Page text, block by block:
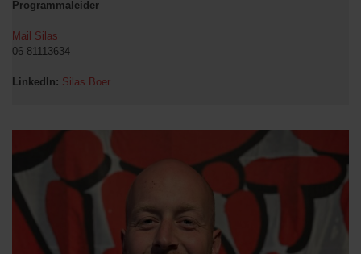
Programmaleider
Mail Silas
06-81113634
LinkedIn: Silas Boer